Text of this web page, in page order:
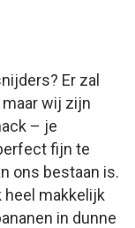
Er zal
wij zijn
– je
fijn te
ons bestaan is.
heel makkelijk
in dunne